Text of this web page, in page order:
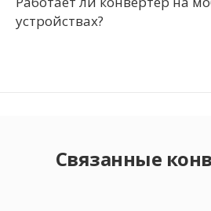
устройствах?
Связанные